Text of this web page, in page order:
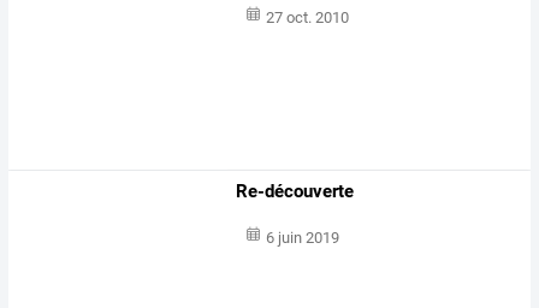
27 oct. 2010
Re-découverte
6 juin 2019